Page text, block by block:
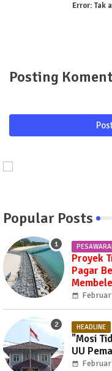
Error:Tak
Posting
Popular Posts
Proyek
Pagar
HEADLINE
"Mosi
UU
Layanan